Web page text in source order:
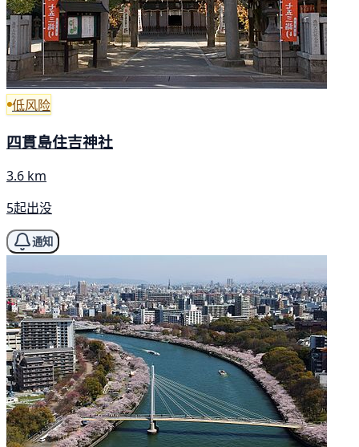
低风险
四貫島住吉神社
3.6 km
5起出没
通知